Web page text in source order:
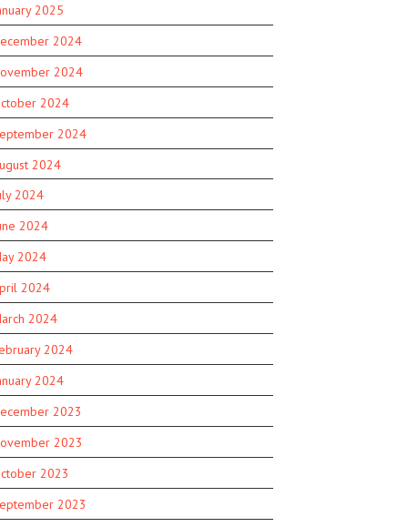
2025
2024
2024
2024
2024
2024
2024
2024
2024
2024
2024
2024
2024
2023
2023
2023
2023